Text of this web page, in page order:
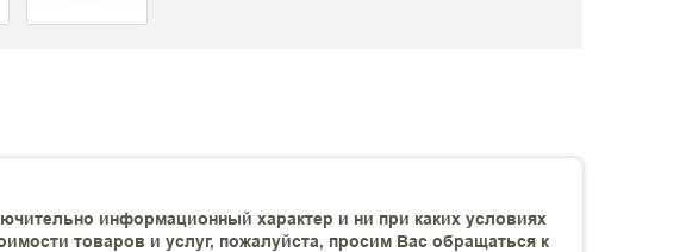
информационный характер и ни при каких условиях
товаров и услуг, пожалуйста, просим Вас обращаться к